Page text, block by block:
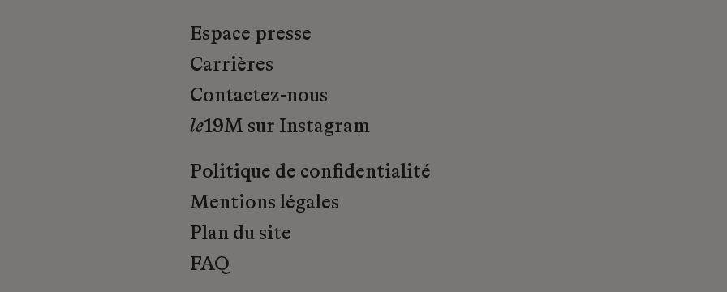
Espace presse
Carrières
Contactez-nous
le19M sur Instagram
Politique de confidentialité
Mentions légales
Plan du site
FAQ